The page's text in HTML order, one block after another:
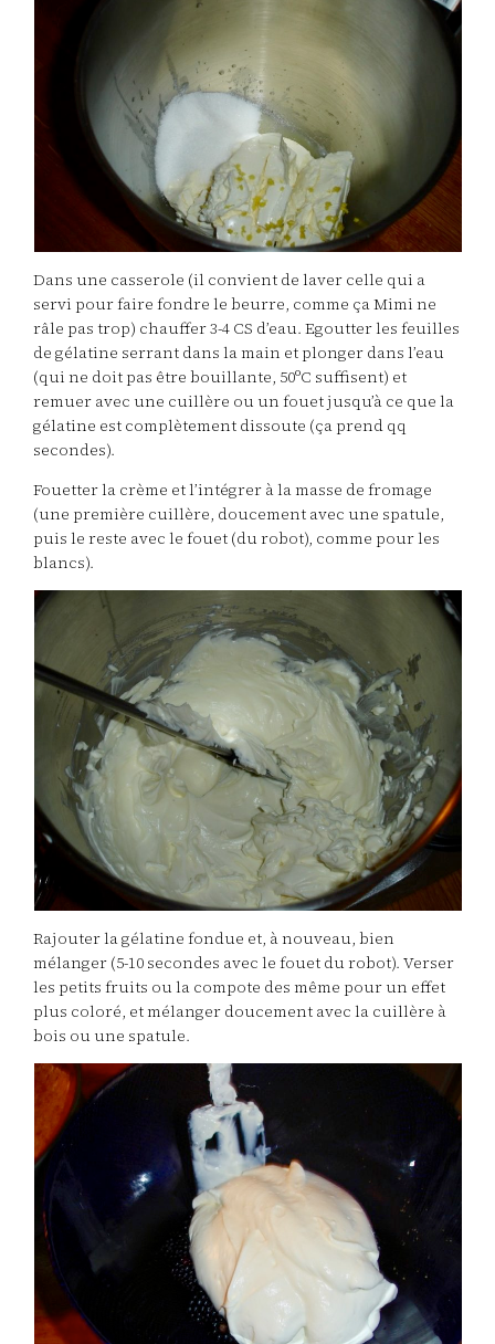
Dans une casserole (il convient de laver celle qui a
servi pour faire fondre le beurre, comme ça Mimi ne
râle pas trop) chauffer 3-4 CS d’eau. Egoutter les feuilles
de gélatine serrant dans la main et plonger dans l’eau
(qui ne doit pas être bouillante, 50ºC suffisent) et
remuer avec une cuillère ou un fouet jusqu’à ce que la
gélatine est complètement dissoute (ça prend qq
secondes).
Fouetter la crème et l’intégrer à la masse de fromage
(une première cuillère, doucement avec une spatule,
puis le reste avec le fouet (du robot), comme pour les
blancs).
Rajouter la gélatine fondue et, à nouveau, bien
mélanger (5-10 secondes avec le fouet du robot). Verser
les petits fruits ou la compote des même pour un effet
plus coloré, et mélanger doucement avec la cuillère à
bois ou une spatule.